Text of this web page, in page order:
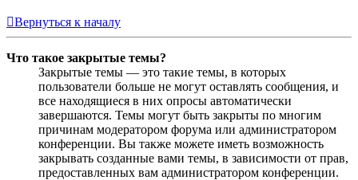
Вернуться к началу
Что такое закрытые темы?
Закрытые темы — это такие темы, в которых
пользователи больше не могут оставлять сообщения, и
все находящиеся в них опросы автоматически
завершаются. Темы могут быть закрыты по многим
причинам модератором форума или администратором
конференции. Вы также можете иметь возможность
закрывать созданные вами темы, в зависимости от прав,
предоставленных вам администратором конференции.